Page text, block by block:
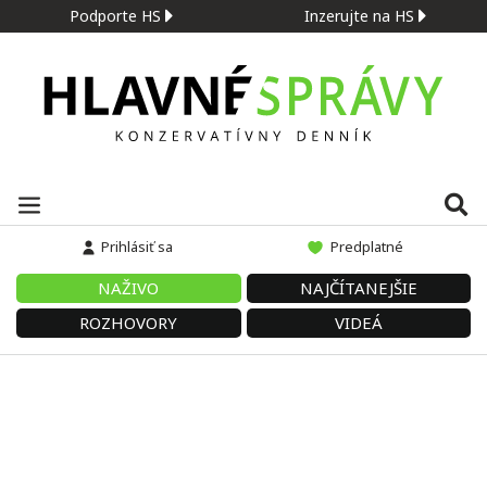
Podporte HS Inzerujte na HS
Prihlásiť sa Predplatné
NAŽIVO
NAJČÍTANEJŠIE
ROZHOVORY
VIDEÁ